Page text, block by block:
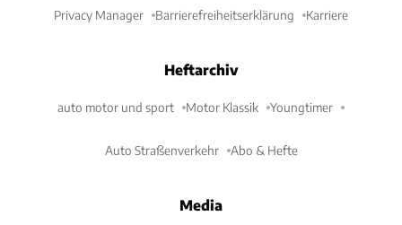
Privacy Manager Barrierefreiheitserklärung Karriere
Heftarchiv
auto motor und sport Motor Klassik Youngtimer
Auto Straßenverkehr Abo & Hefte
Media